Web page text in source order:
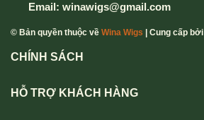
Email: winawigs@gmail.com
© Bản quyền thuộc về Wina Wigs | Cung cấp bởi
CHÍNH SÁCH
HỖ TRỢ KHÁCH HÀNG